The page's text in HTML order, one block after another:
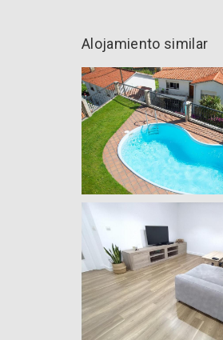
Alojamiento similar